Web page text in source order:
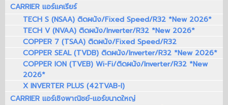
CARRIER แอร์แคเรียร์
TECH S (NSAA) ติดผนัง/Fixed Speed/R32 *New 2026*
TECH V (NVAA) ติดผนัง/Inverter/R32 *New 2026*
COPPER 7 (TSAA) ติดผนัง/Fixed Speed/R32
COPPER SEAL (TVDB) ติดผนัง/Inverter/R32 *New 2026*
COPPER ION (TVEB) Wi-Fi/ติดผนัง/Inverter/R32 *New
2026*
X INVERTER PLUS (42TVAB-I)
CARRIER แอร์เชิงพาณิชย์-แอร์ขนาดใหญ่